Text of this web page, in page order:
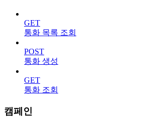
GET
통화 목록 조회
POST
통화 생성
GET
통화 조회
캠페인